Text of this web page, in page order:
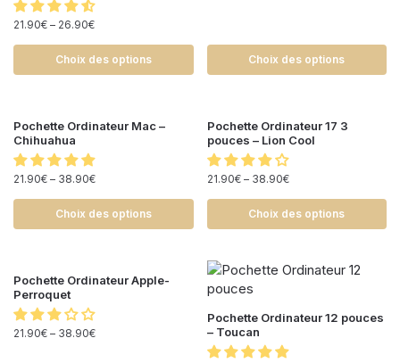
21.90€ – 26.90€
Choix des options Choix des options
Pochette Ordinateur Mac –
Chihuahua
21.90€ – 38.90€
Choix des options
Pochette Ordinateur 17 3
pouces – Lion Cool
21.90€– 38.90€
Choix des options
Pochette Ordinateur Apple-
Perroquet
21.90€ – 38.90€
Pochette Ordinateur 12 pouces
– Toucan